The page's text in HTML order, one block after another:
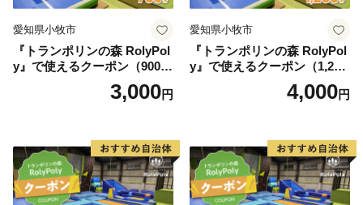
愛知県小牧市
『トランポリンの森 RolyPol
y』で使えるクーポン（900
3,000円
愛知県小牧市
『トランポリンの森 RolyPol
y』で使えるクーポン（1,200
4,000円